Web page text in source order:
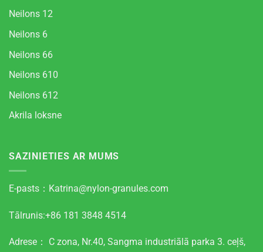
Neilons 12
Neilons 6
Neilons 66
Neilons 610
Neilons 612
Akrila loksne
SAZINIETIES AR MUMS
E-pasts： Katrina@nylon-granules.com
Tālrunis:+86 181 3848 4514
Adrese： C zona, Nr.40, Sangma industriālā parka 3. ceļš,